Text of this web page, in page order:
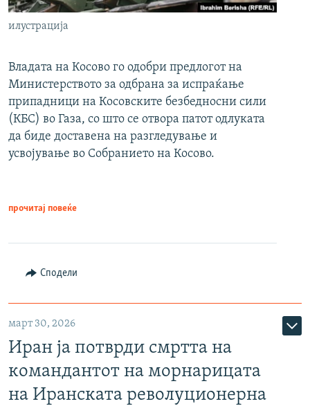
илустрација
Владата на Косово го одобри предлогот на
Министерството за одбрана за испраќање
припадници на Косовските безбедносни сили
(КБС) во Газа, со што се отвора патот одлуката
да биде доставена на разгледување и
усвојување во Собранието на Косово.
прочитај повеќе
Сподели
март 30, 2026
Иран ја потврди смртта на
командантот на морнарицата
на Иранската револуционерна